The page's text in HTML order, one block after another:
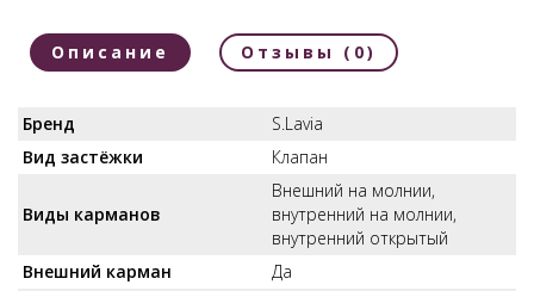
Описание Отзывы (0)
Бренд
S.Lavia
Вид застёжки
Клапан
Виды карманов
Внешний на молнии,
внутренний на молнии,
внутренний открытый
Внешний карман
Да